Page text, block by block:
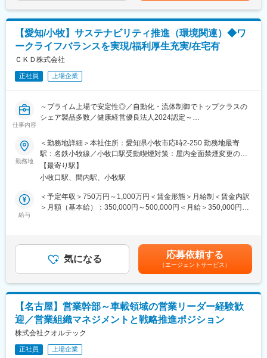
■働き方の魅力：
・圧倒的な商品力を持つ独立系企業での就業
・最先端の自動車開発と最先端技術に携われる
・幅広い技術分野に対応できるエンジニアに成長できる
・モデルベース開発の経験が積める
・良好なワーク・ライフ・バランスを保てる
■業務補足：
・リモート勤務有（週2回程度）
・休日出勤無
■キャリアパス：
めていただくことを想定しています。主計、原価、財務、連結等
への業務ローテーションも可能で、税務以外の幅広い経理業務を
■採用背景：
海外事業拡大に伴い国際税務対応力の強化を図るため。また、税
制対応で求められる資料や仕組み構築が高度化していく中で、組
■配属組織：経理部 連結グループ
現在、連結グループで税務関連業務を担当しているのは1名（40
代）です。
＜ミッション＞
・法人税計算～申告業務
・国際税務対応（移転価格、BEPS2.0等）
・グローバル企業としてのグループ間取引ルールの構築
・社内、部門内への税務知識の啓蒙
■魅力ポイント：
・プライム上場企業の最前線で、各種税務書類の作成や事業部と
【愛知/小牧】サステナビリティ推進（環境関連）◆ワ
ークライフバランスを実現/福利厚生充実/在宅有
ＣＫＤ株式会社
正社員 上場企業
仕事内容
～プライム上場で安定性◎／自動化・流体制御でトップクラスの
シェア製品多数／健康経営優良法人2024認定～
を想定
以下テーマについて、社内・外部コンサルと相談しながら対応を
進めていきます。入社後まずは、グループリーダーや担当者から
業務の説明を受けながら業務に慣れていただきます。
その後は、環境の課題（Scope３連結算定、第三者検証、SBT認
定取得、CDPスコアアップなど）に対して中心的役割となって推
し進めていただくことを期待しています。
・Scope３（連結算定・目標設定・削減策・第三者保証）
・MSCI・FTSE評価対策
・生物多様性TNFD開示
・水・廃棄物削減推進
・ISO関連
■業務補足：
・休日出勤無
勤務地
＜勤務地詳細＞本社住所：愛知県小牧市応時2-250 勤務地最寄
駅：名鉄小牧線／小牧口駅受動喫煙対策：屋内全面禁煙変更の範
囲：会社の定める事業所（リモートワーク含む）
【最寄り駅】
小牧口駅、間内駅、小牧駅
給与
＜予定年収＞750万円～1,000万円＜賃金形態＞月給制＜賃金内訳
＞月額（基本給）：350,000円～500,000円＜月給＞350,000円～
の金額であり、選考を通じて上下する可能性があります。月給(月
額)は固定手当を含めた表記です。
気になる 応募依頼する
（エージェントサービス）
【名古屋】営業幹部～車載領域の営業リーダー経験歓
迎／営業組織マネジメントと戦略推進ポジション
株式会社クオルテック
正社員 上場企業